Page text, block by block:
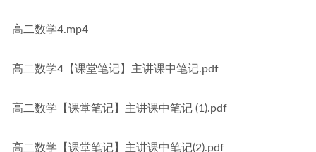
高二数学4.mp4
高二数学4【课堂笔记】主讲课中笔记.pdf
高二数学【课堂笔记】主讲课中笔记 (1).pdf
高二数学【课堂笔记】主讲课中笔记(2).pdf